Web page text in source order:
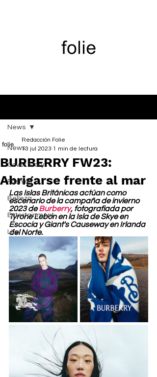
News
Cover Story
Fashion
Belleza
Entertainment
Life
News
BURBERRY FW23:
Abrigarse frente al mar
Redacción Folie
13 jul 2023 1 min de lectura
Las Islas Británicas actúan como
escenario de la campaña de invierno
2023 de Burberry, fotografiada por
Tyrone Lebon en la Isla de Skye en
Escocia y Giant's Causeway en Irlanda
del Norte.